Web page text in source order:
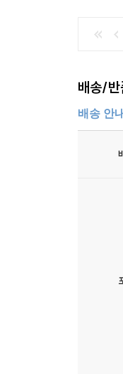
연구에
2008년
지금 한
- 우석훈
- 홍춘욱
“눈먼
“시민들
“시장
배송/
배송 안내